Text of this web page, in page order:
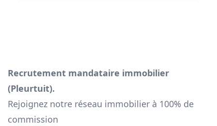
Recrutement mandataire immobilier
(Pleurtuit).
Rejoignez notre réseau immobilier à 100% de
commission